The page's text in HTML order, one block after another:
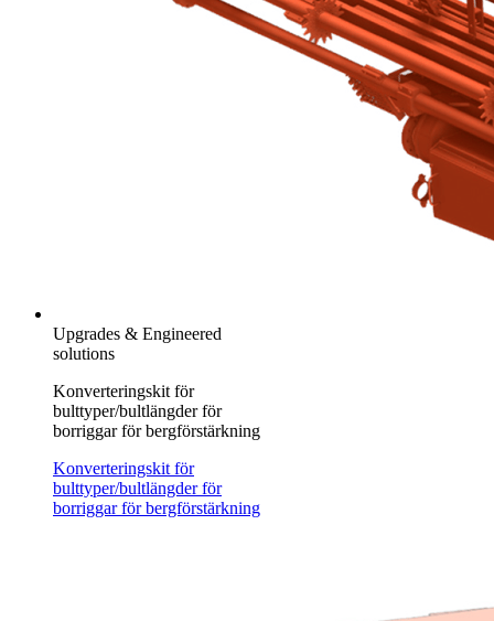
Upgrades & Engineered
solutions
Konverteringskit för
bulttyper/bultlängder för
borriggar för bergförstärkning
Konverteringskit för
bulttyper/bultlängder för
borriggar för bergförstärkning